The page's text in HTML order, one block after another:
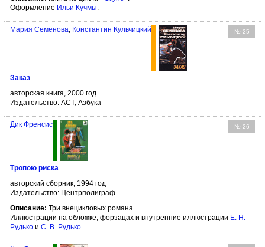
Оформление Ильи Кучмы.
№ 25
Мария Семенова, Константин Кульчицкий
Заказ
авторская книга, 2000 год
Издательство: АСТ, Азбука
№ 26
Дик Френсис
Тропою риска
авторский сборник, 1994 год
Издательство: Центрполиграф
Описание: Три внецикловых романа.
Иллюстрации на обложке, форзацах и внутренние иллюстрации Е. Н.
Рудько и С. В. Рудько.